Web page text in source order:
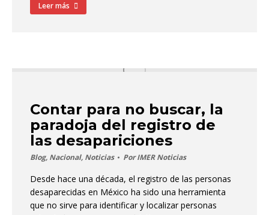
Leer más
Contar para no buscar, la
paradoja del registro de
las desapariciones
Blog, Nacional, Noticias PorIMER Noticias
Desde hace una década, el registro de las personas
desaparecidas en México ha sido una herramienta
que no sirve para identificar y localizar personas